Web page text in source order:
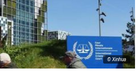
© Xinhua